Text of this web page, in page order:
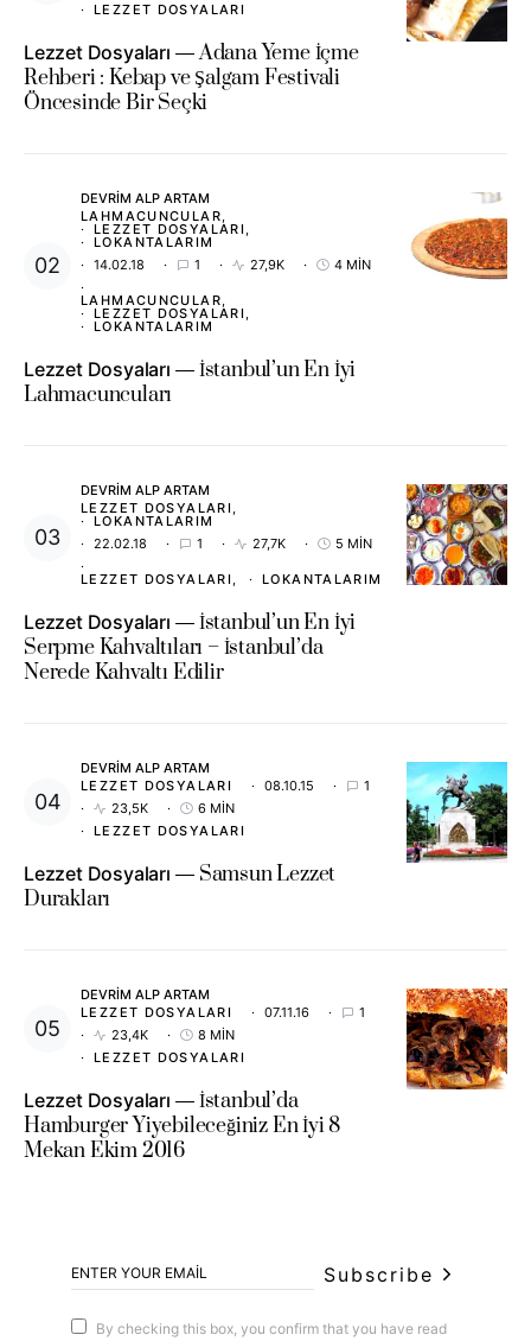
LEZZET DOSYALARI
Lezzet Dosyaları
Adana Yeme İçme
Rehberi : Kebap ve Şalgam Festivali
Öncesinde Bir Seçki
DEVRIM ALP ARTAM
LAHMACUNCULAR
LEZZET DOSYALARI
LOKANTALARIM
14.02.18
1 27,9K 4 MIN
LAHMACUNCULAR
LEZZET DOSYALARI
LOKANTALARIM
Lezzet Dosyaları
İstanbul’un En İyi
Lahmacuncuları
DEVRIM ALP ARTAM
LEZZET DOSYALARI
LOKANTALARIM
22.02.18
1 27,7K 5 MIN
LEZZET DOSYALARI LOKANTALARIM
Lezzet Dosyaları
İstanbul’un En İyi
Serpme Kahvaltıları – İstanbul’da
Nerede Kahvaltı Edilir
DEVRIM ALP ARTAM
LEZZET DOSYALARI
08.10.15
1
23,5K
6 MIN
LEZZET DOSYALARI
Lezzet Dosyaları
Samsun Lezzet
Durakları
DEVRIM ALP ARTAM
LEZZET DOSYALARI
07.11.16
1
23,4K
8 MIN
LEZZET DOSYALARI
Lezzet Dosyaları
İstanbul’da
Hamburger Yiyebileceğiniz En İyi 8
Mekan Ekim 2016
Subscribe
By checking this box, you confirm that you have read